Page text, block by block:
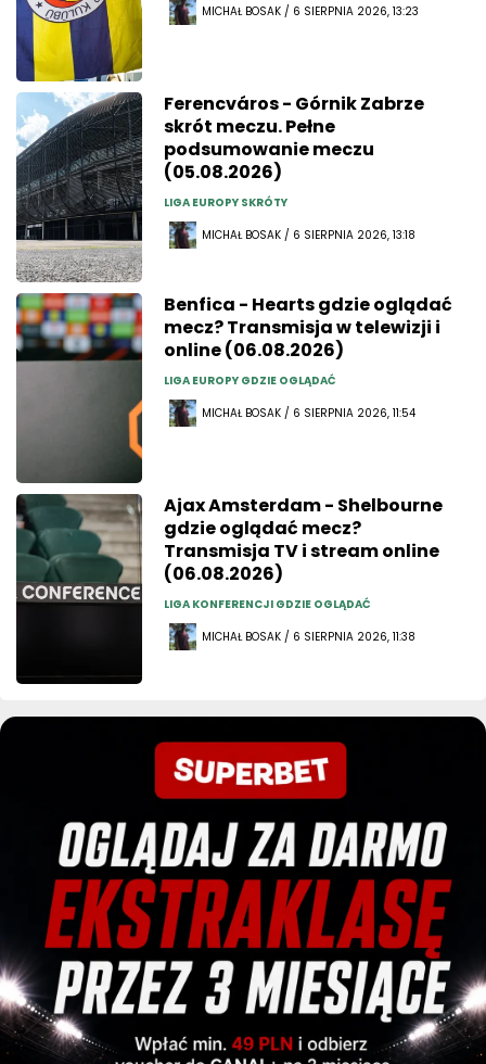
MICHAŁ BOSAK / 6 SIERPNIA 2026, 13:23
Ferencváros - Górnik Zabrze
skrót meczu. Pełne
podsumowanie meczu
(05.08.2026)
LIGA EUROPY SKRÓTY
MICHAŁ BOSAK / 6 SIERPNIA 2026, 13:18
Benfica - Hearts gdzie oglądać
mecz? Transmisja w telewizji i
online (06.08.2026)
LIGA EUROPY GDZIE OGLĄDAĆ
MICHAŁ BOSAK / 6 SIERPNIA 2026, 11:54
Ajax Amsterdam - Shelbourne
gdzie oglądać mecz?
Transmisja TV i stream online
(06.08.2026)
LIGA KONFERENCJI GDZIE OGLĄDAĆ
MICHAŁ BOSAK / 6 SIERPNIA 2026, 11:38